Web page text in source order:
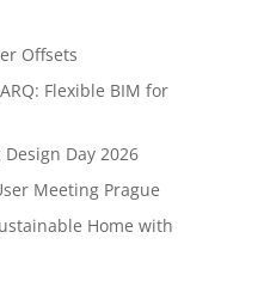
Offsets
Flexible BIM for
Day 2026
Meeting Prague
Home with